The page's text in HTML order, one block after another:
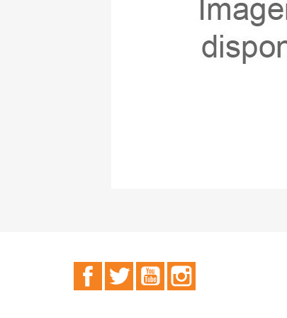
FacebookTwitter YouTube